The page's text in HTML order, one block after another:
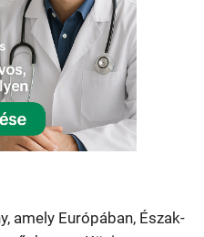
amely Európában, Észak-